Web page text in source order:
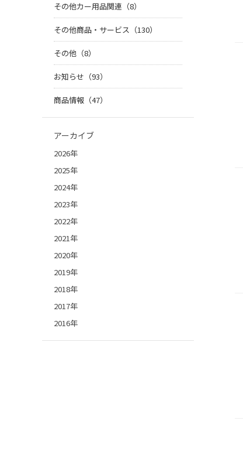
その他カー用品関連（8）
その他商品・サービス（130）
その他（8）
お知らせ（93）
商品情報（47）
アーカイブ
2026年
2025年
2024年
2023年
2022年
2021年
2020年
2019年
2018年
2017年
2016年